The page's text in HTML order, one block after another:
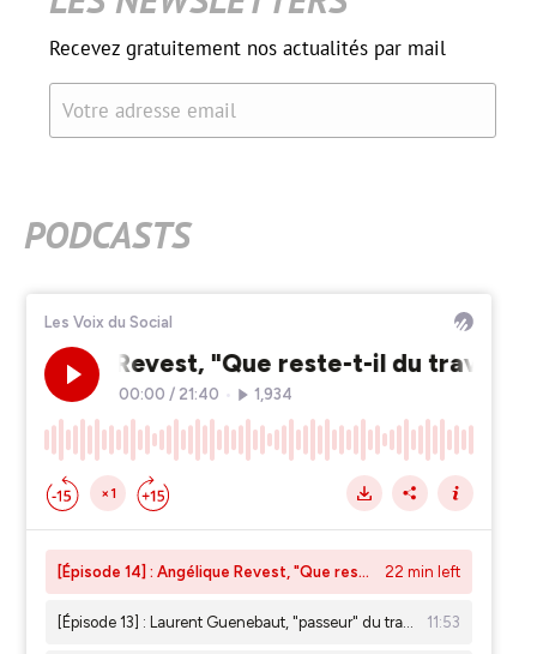
Recevez gratuitement nos actualités par mail
Votre adresse email
PODCASTS